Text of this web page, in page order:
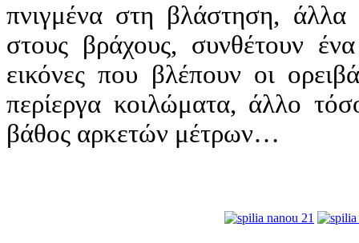
πνιγμένα στη βλάστηση,
στους βράχους, συνθέτουν
εικόνες που βλέπουν οι
περίεργα κοιλώματα, άλλο
βάθος αρκετών μέτρων…